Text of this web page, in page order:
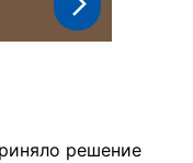
решение